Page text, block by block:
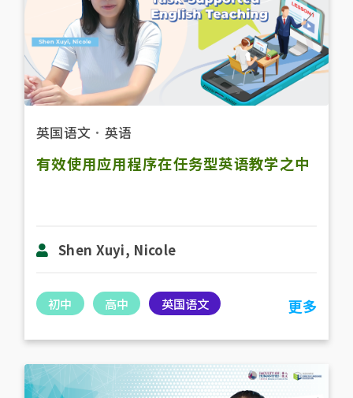
英国语文 ． 英语
有效使用应用程序在任务型英语教学之中
Shen Xuyi, Nicole
初中 高中 英国语文 更多